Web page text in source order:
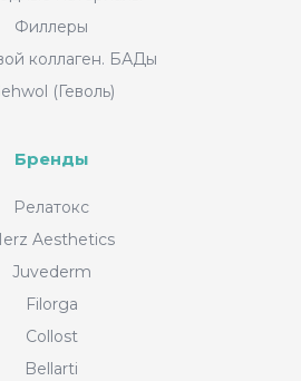
Филлеры
коллаген. БАДы
(Геволь)
Бренды
Релатокс
Aesthetics
Juvederm
Filorga
Collost
Bellarti